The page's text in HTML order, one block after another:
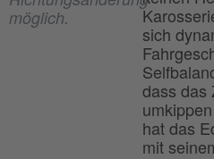
möglich.
sich
dass das
hat das
mit